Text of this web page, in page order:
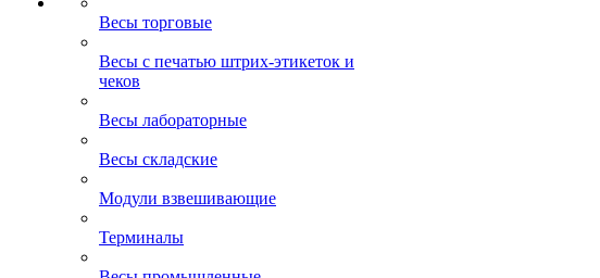
Весы торговые
Весы с печатью штрих-этикеток и
чеков
Весы лабораторные
Весы складские
Модули взвешивающие
Терминалы